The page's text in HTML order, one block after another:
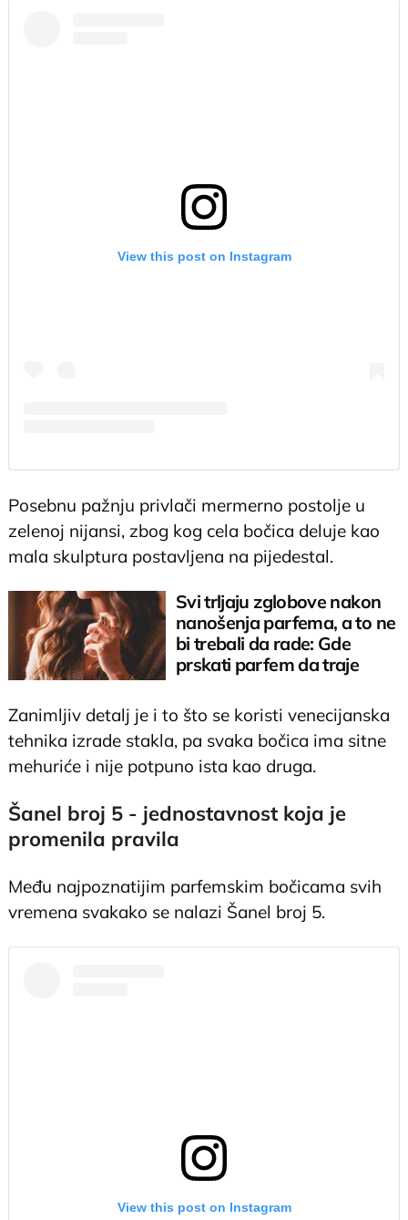
View this post on Instagram
Posebnu pažnju privlači mermerno postolje u
zelenoj nijansi, zbog kog cela bočica deluje kao
mala skulptura postavljena na pijedestal.
Svi trljaju zglobove nakon
nanošenja parfema, a to ne
bi trebali da rade: Gde
prskati parfem da traje
Zanimljiv detalj je i to što se koristi venecijanska
tehnika izrade stakla, pa svaka bočica ima sitne
mehuriće i nije potpuno ista kao druga.
Šanel broj 5 - jednostavnost koja je
promenila pravila
Među najpoznatijim parfemskim bočicama svih
vremena svakako se nalazi Šanel broj 5.
View this post on Instagram